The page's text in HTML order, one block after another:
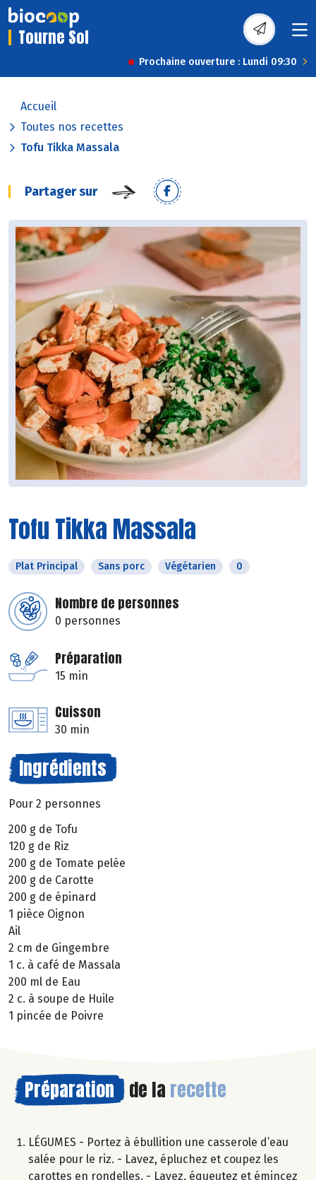
Tourne Sol
Prochaine ouverture : Lundi 09:30
Accueil
Toutes nos recettes
Tofu Tikka Massala
Partager sur
Tofu Tikka Massala
Plat Principal Sans porc Végétarien 0
Nombre de personnes
0 personnes
Préparation
15 min
Cuisson
30 min
Ingrédients
Pour 2 personnes
200 g de Tofu
120 g de Riz
200 g de Tomate pelée
200 g de Carotte
200 g de épinard
1 pièce Oignon
Ail
2 cm de Gingembre
1 c. à café de Massala
200 ml de Eau
2 c. à soupe de Huile
1 pincée de Poivre
Préparation de la recette
LÉGUMES - Portez à ébullition une casserole d’eau
salée pour le riz. - Lavez, épluchez et coupez les
carottes en rondelles. - Lavez, équeutez et émincez